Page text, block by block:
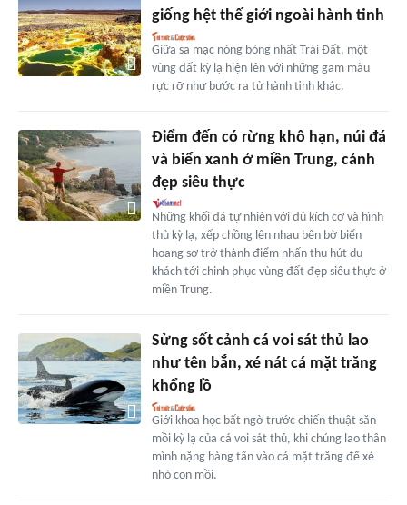
giống hệt thế giới ngoài hành tinh
Giữa sa mạc nóng bỏng nhất Trái Đất, một
vùng đất kỳ lạ hiện lên với những gam màu
rực rỡ như bước ra từ hành tinh khác.
Điểm đến có rừng khô hạn, núi đá
và biển xanh ở miền Trung, cảnh
đẹp siêu thực
Những khối đá tự nhiên với đủ kích cỡ và hình
thù kỳ lạ, xếp chồng lên nhau bên bờ biển
hoang sơ trở thành điểm nhấn thu hút du
khách tới chinh phục vùng đất đẹp siêu thực ở
miền Trung.
Sửng sốt cảnh cá voi sát thủ lao
như tên bắn, xé nát cá mặt trăng
khổng lồ
Giới khoa học bất ngờ trước chiến thuật săn
mồi kỳ lạ của cá voi sát thủ, khi chúng lao thân
mình nặng hàng tấn vào cá mặt trăng để xé
nhỏ con mồi.